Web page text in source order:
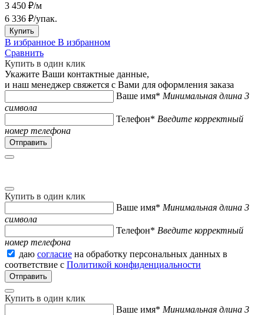
3 450 ₽/м
6 336 ₽/упак.
Купить
В избранное В избранном
Сравнить
Купить в один клик
Укажите Ваши контактные данные,
и наш менеджер свяжется с Вами для оформления заказа
Ваше имя* Минимальная длина 3
символа
Телефон* Введите корректный
номер телефона
Купить в один клик
Ваше имя* Минимальная длина 3
символа
Телефон* Введите корректный
номер телефона
даю согласие на обработку персональных данных в
соответствие с Политикой конфиденциальности
Купить в один клик
Ваше имя* Минимальная длина 3